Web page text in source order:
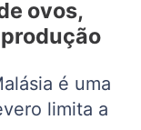
ovos,
é uma
limita a